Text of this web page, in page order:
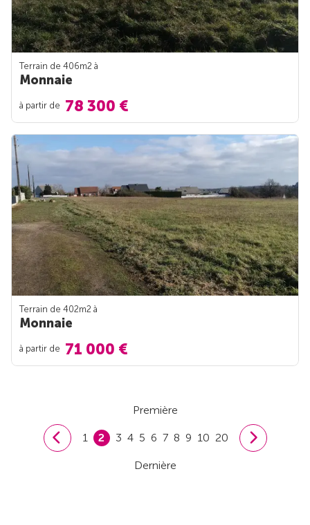
Terrain de 406m2 à
Monnaie
à partir de 78 300 €
Terrain de 402m2 à
Monnaie
à partir de 71 000 €
Première
1 2 3 4 5 6 7 8 9 10 20
Dernière